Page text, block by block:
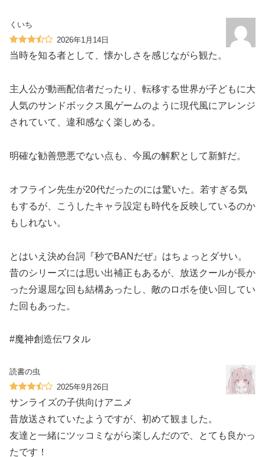
くいち
2026年1月14日
当時を知る者として、懐かしさを感じながら観た。
主人公が動画配信者だったり、転移する世界が子どもに大
人気のサンドボックス風ゲームのように現代風にアレンジ
されていて、違和感なく楽しめる。
明確な勧善懲悪でない点も、今風の解釈として新鮮だ。
オフライン先生が20代だったのには驚いた。若すぎる気
もするが、こうしたキャラ設定も時代を反映しているのか
もしれない。
とはいえ決め台詞『秒でBANだぜ』はちょっとダサい。
昔のシリーズには思い出補正もあるが、放送クールが長か
った分退屈な回も結構あったし、敵のロボを使い回してい
た回もあった。
#魔神創造伝ワタル
読書の虫
2025年9月26日
サンライズの子供向けアニメ
昔放送されていたようですが、初めて観ました。
友達と一緒にツッコミながら楽しんだので、とても良かっ
たです！